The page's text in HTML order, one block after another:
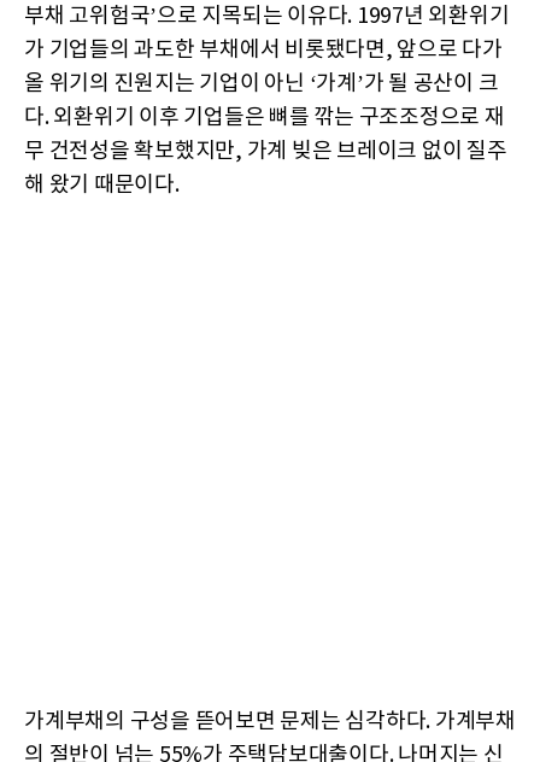
부채 고위험국’으로 지목되는 이유다. 1997년 외환위기
가 기업들의 과도한 부채에서 비롯됐다면, 앞으로 다가
올 위기의 진원지는 기업이 아닌 ‘가계’가 될 공산이 크
다. 외환위기 이후 기업들은 뼈를 깎는 구조조정으로 재
무 건전성을 확보했지만, 가계 빚은 브레이크 없이 질주
해 왔기 때문이다.
가계부채의 구성을 뜯어보면 문제는 심각하다. 가계부채
의 절반이 넘는 55%가 주택담보대출이다. 나머지는 신